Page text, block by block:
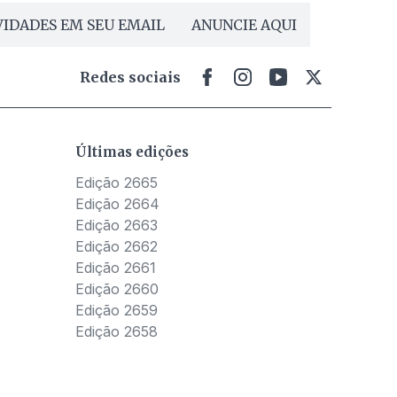
EM SEU EMAIL ANUNCIE AQUI
Redes sociais
Últimas edições
Edição 2665
Edição 2664
Edição 2663
Edição 2662
Edição 2661
Edição 2660
Edição 2659
Edição 2658